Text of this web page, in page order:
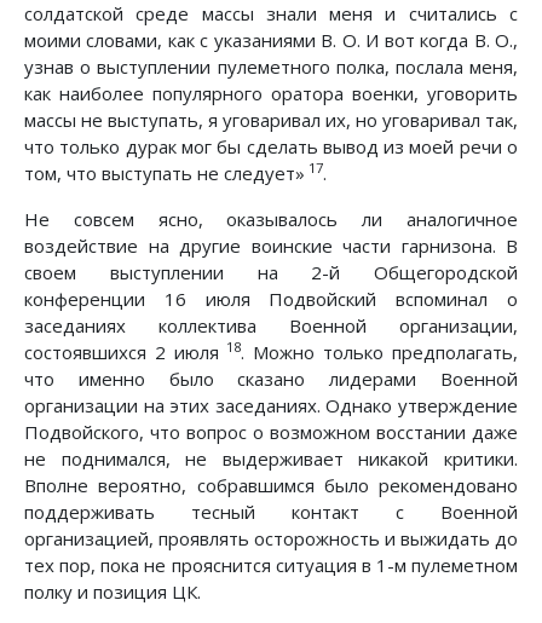
солдатской среде массы знали меня и считались с
моими словами, как с указаниями В. О. И вот когда В. О.,
узнав о выступлении пулеметного полка, послала меня,
как наиболее популярного оратора военки, уговорить
массы не выступать, я уговаривал их, но уговаривал так,
что только дурак мог бы сделать вывод из моей речи о
том, что выступать не следует» 17.
Не совсем ясно, оказывалось ли аналогичное
воздействие на другие воинские части гарнизона. В
своем выступлении на 2-й Общегородской
конференции 16 июля Подвойский вспоминал о
заседаниях коллектива Военной организации,
состоявшихся 2 июля 18. Можно только предполагать,
что именно было сказано лидерами Военной
организации на этих заседаниях. Однако утверждение
Подвойского, что вопрос о возможном восстании даже
не поднимался, не выдерживает никакой критики.
Вполне вероятно, собравшимся было рекомендовано
поддерживать тесный контакт с Военной
организацией, проявлять осторожность и выжидать до
тех пор, пока не прояснится ситуация в 1-м пулеметном
полку и позиция ЦК.